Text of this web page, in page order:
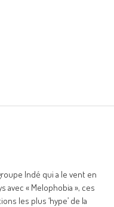
Indé qui a le vent en
avec « Melophobia », ces
les plus ‘hype’ de la